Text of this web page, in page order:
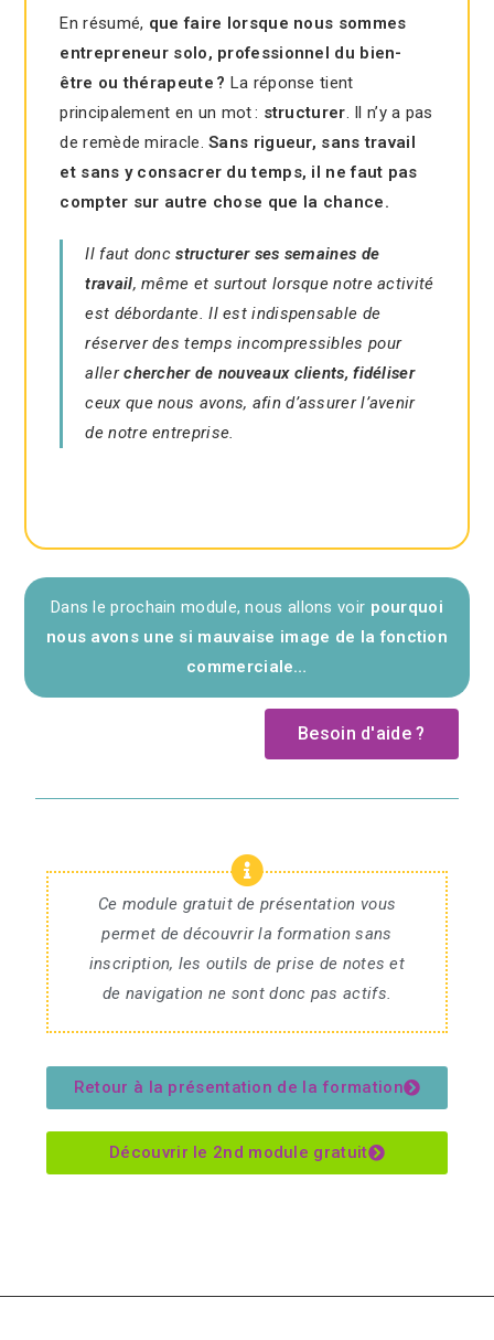
En résumé, que faire lorsque nous sommes
entrepreneur solo, professionnel du bien-
être ou thérapeute ? La réponse tient
principalement en un mot : structurer. Il n’y a pas
de remède miracle.Sans rigueur, sans travail
et sans y consacrer du temps, il ne faut pas
compter sur autre chose que la chance.
Il faut doncstructurer ses semaines de
travail, même et surtout lorsque notre activité
est débordante. Il est indispensable de
réserver des temps incompressibles pour
allerchercher de nouveaux clients, fidéliser
ceux que nous avons, afin d’assurer l’avenir
de notre entreprise.
Dans le prochain module, nous allons voir pourquoi
nous avons une si mauvaise image de la fonction
commerciale…
Besoin d'aide ?
Ce module gratuit de présentation vous
permet de découvrir la formation sans
inscription, les outils de prise de notes et
de navigation ne sont donc pas actifs.
Retour à la présentation de la formation
Découvrir le 2nd module gratuit